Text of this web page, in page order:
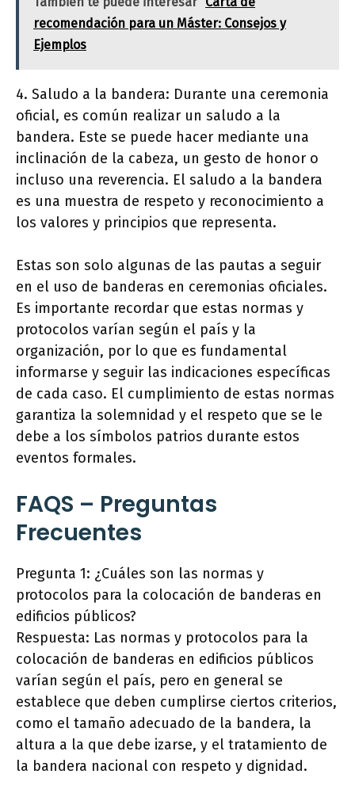
recomendación para un Máster: Consejos y
Ejemplos
4. Saludo a la bandera: Durante una ceremonia
oficial, es común realizar un saludo a la
bandera. Este se puede hacer mediante una
inclinación de la cabeza, un gesto de honor o
incluso una reverencia. El saludo a la bandera
es una muestra de respeto y reconocimiento a
los valores y principios que representa.
Estas son solo algunas de las pautas a seguir
en el uso de banderas en ceremonias oficiales.
Es importante recordar que estas normas y
protocolos varían según el país y la
organización, por lo que es fundamental
informarse y seguir las indicaciones específicas
de cada caso. El cumplimiento de estas normas
garantiza la solemnidad y el respeto que se le
debe a los símbolos patrios durante estos
eventos formales.
FAQS – Preguntas
Frecuentes
Pregunta 1: ¿Cuáles son las normas y
protocolos para la colocación de banderas en
edificios públicos?
Respuesta: Las normas y protocolos para la
colocación de banderas en edificios públicos
varían según el país, pero en general se
establece que deben cumplirse ciertos criterios,
como el tamaño adecuado de la bandera, la
altura a la que debe izarse, y el tratamiento de
la bandera nacional con respeto y dignidad.